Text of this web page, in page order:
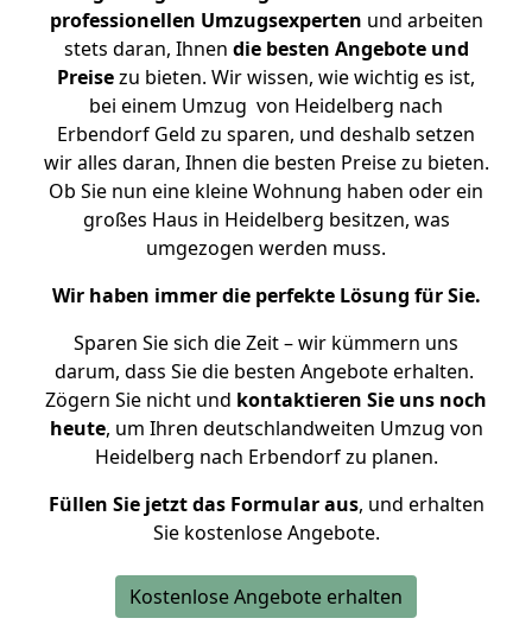
professionellen Umzugsexperten und arbeiten
stets daran, Ihnen die besten Angebote und
Preisezu bieten. Wir wissen, wie wichtig es ist,
bei einem Umzug von Heidelberg nach
Erbendorf Geld zu sparen, und deshalb setzen
wir alles daran, Ihnen die besten Preise zu bieten.
Ob Sie nun eine kleine Wohnung haben oder ein
großes Haus in Heidelberg besitzen, was
umgezogen werden muss.
Wir haben immer die perfekte Lösung für Sie.
Sparen Sie sich die Zeit – wir kümmern uns
darum, dass Sie die besten Angebote erhalten.
Zögern Sie nicht und kontaktieren Sie uns noch
heute, um Ihren deutschlandweiten Umzug von
Heidelberg nach Erbendorf zu planen.
Füllen Sie jetzt das Formular aus, und erhalten
Sie kostenlose Angebote.
Kostenlose Angebote erhalten